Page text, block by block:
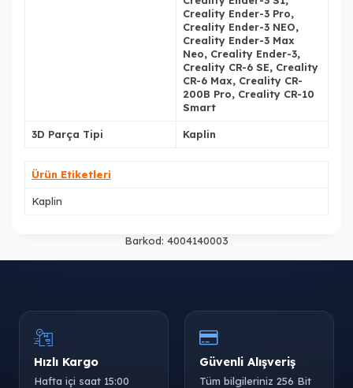
Creality Ender-3 Pro,
Creality Ender-3 NEO,
Creality Ender-3 Max
Neo, Creality Ender-3,
Creality CR-6 SE, Creality
CR-6 Max, Creality CR-
200B Pro, Creality CR-10
Smart
3D Parça Tipi Kaplin
Ürün Etiketleri
Kaplin
Barkod: 4004140003
Hızlı Kargo
Hafta içi saat 15:00
Güvenli Alışveriş
Tüm bilgileriniz 256 Bit